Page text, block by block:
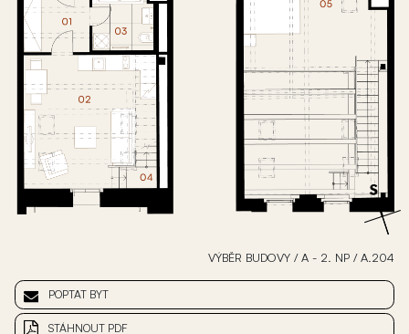
VÝBĚR BUDOVY / A - 2. NP / A.204
POPTAT BYT
STÁHNOUT PDF